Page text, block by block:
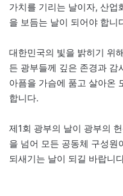
가치를 기리는 날이자, 산업
을 보듬는 날이 되어야 합니
대한민국의 빛을 밝히기 위
든 광부들께 깊은 존경과 감
아픔을 가슴에 품고 살아온
합니다.
제1회 광부의 날이 광부의
을 넘어 모든 공동체 구성원
되새기는 날이 되길 바랍니